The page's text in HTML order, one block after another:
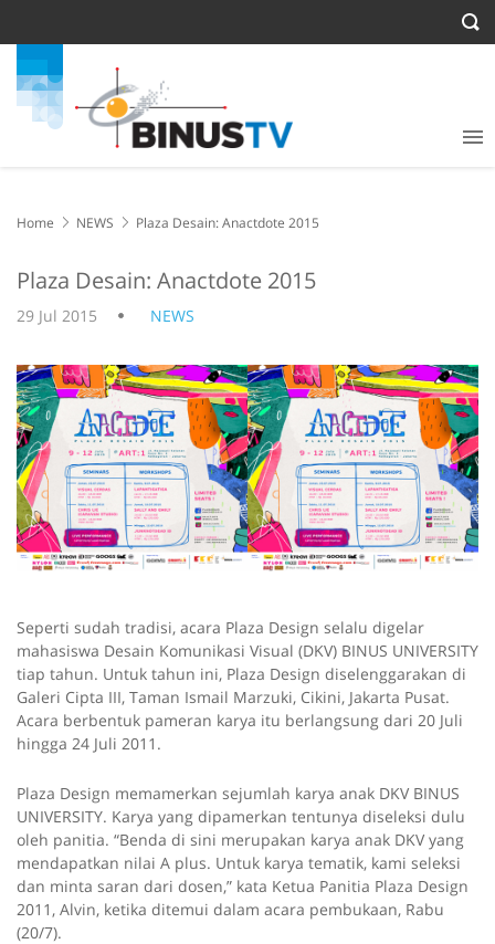
Home NEWS Plaza Desain: Anactdote 2015
Plaza Desain: Anactdote 2015
29 Jul 2015 NEWS
Seperti sudah tradisi, acara Plaza Design selalu digelar
mahasiswa Desain Komunikasi Visual (DKV) BINUS UNIVERSITY
tiap tahun. Untuk tahun ini, Plaza Design diselenggarakan di
Galeri Cipta III, Taman Ismail Marzuki, Cikini, Jakarta Pusat.
Acara berbentuk pameran karya itu berlangsung dari 20 Juli
hingga 24 Juli 2011.
Plaza Design memamerkan sejumlah karya anak DKV BINUS
UNIVERSITY. Karya yang dipamerkan tentunya diseleksi dulu
oleh panitia. “Benda di sini merupakan karya anak DKV yang
mendapatkan nilai A plus. Untuk karya tematik, kami seleksi
dan minta saran dari dosen,” kata Ketua Panitia Plaza Design
2011, Alvin, ketika ditemui dalam acara pembukaan, Rabu
(20/7).